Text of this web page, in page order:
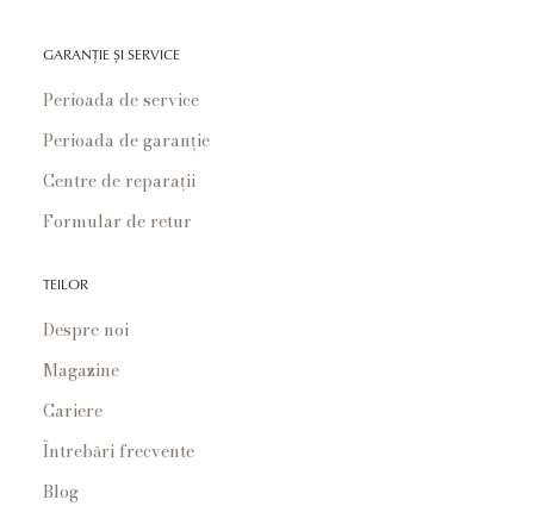
GARANȚIE ȘI SERVICE
Perioada de service
Perioada de garanție
Centre de reparații
Formular de retur
TEILOR
Despre noi
Magazine
Cariere
Întrebări frecvente
Blog